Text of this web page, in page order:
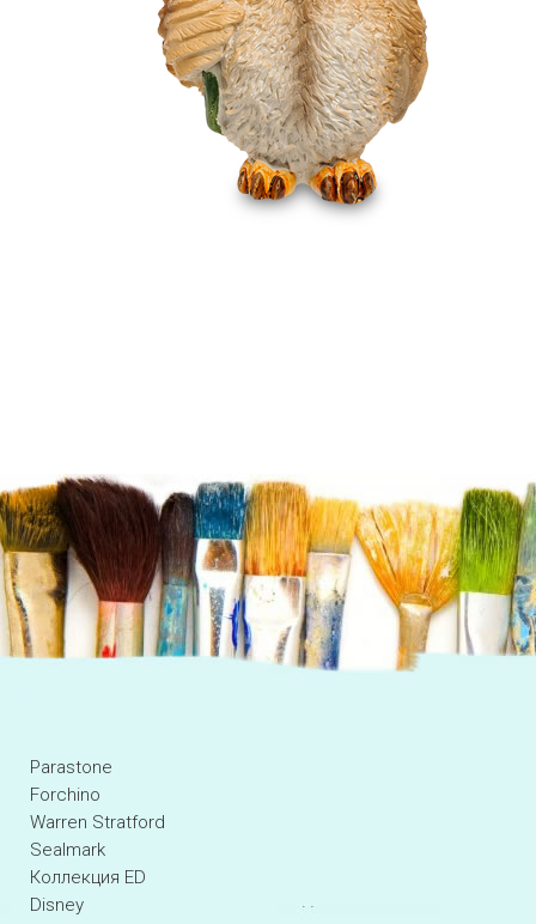
Parastone
Forchino
Warren Stratford
Sealmark
Коллекция ED
Disney